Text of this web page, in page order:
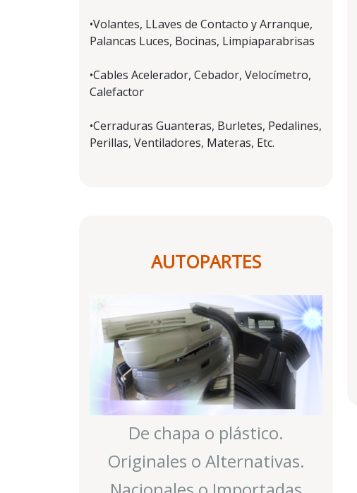
•Volantes, LLaves de Contacto y Arranque,
Palancas Luces, Bocinas, Limpiaparabrisas
•Cables Acelerador, Cebador, Velocímetro,
Calefactor
•Cerraduras Guanteras, Burletes, Pedalines,
Perillas, Ventiladores, Materas, Etc.
AUTOPARTES
De chapa o plástico.
Originales o Alternativas.